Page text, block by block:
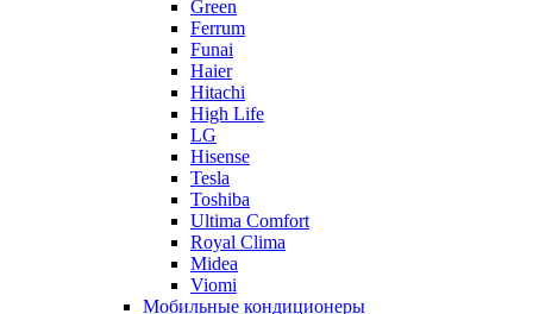
Green
Ferrum
Funai
Haier
Hitachi
High Life
LG
Hisense
Tesla
Toshiba
Ultima Comfort
Royal Clima
Midea
Viomi
Мобильные кондиционеры